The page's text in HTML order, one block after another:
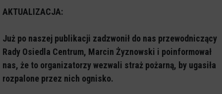
AKTUALIZACJA:
Już po naszej publikacji zadzwonił do nas przewodniczący
Rady Osiedla Centrum, Marcin Żyznowski i poinformował
nas, że to organizatorzy wezwali straż pożarną, by ugasiła
rozpalone przez nich ognisko.